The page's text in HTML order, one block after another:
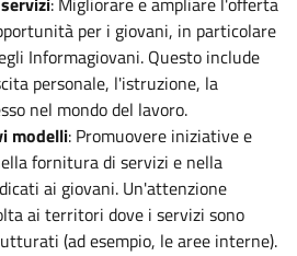
per i giovani, in particolare
Informagiovani. Questo include
personale, l'istruzione, la
nel mondo del lavoro.
modelli: Promuovere iniziative e
fornitura di servizi e nella
ai giovani. Un'attenzione
ai territori dove i servizi sono
(ad esempio, le aree interne).